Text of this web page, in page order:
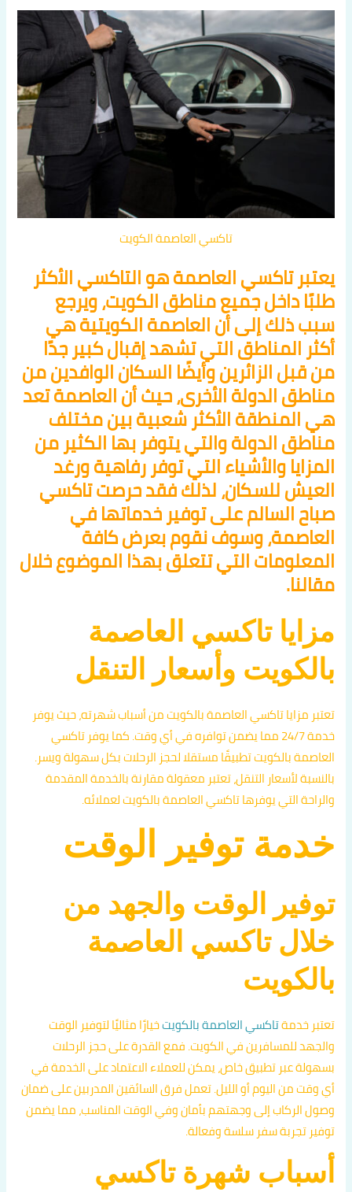
تاكسي العاصمة الكويت
يعتبر تاكسي العاصمة هو التاكسي الأكثر
طلبًا داخل جميع مناطق الكويت، ويرجع
سبب ذلك إلى أن العاصمة الكويتية هي
أكثر المناطق التي تشهد إقبال كبير جدًا
من قبل الزائرين وأيضًا السكان الوافدين من
مناطق الدولة الأخرى، حيث أن العاصمة تعد
هي المنطقة الأكثر شعبية بين مختلف
مناطق الدولة والتي يتوفر بها الكثير من
المزايا والأشياء التي توفر رفاهية ورغد
العيش للسكان، لذلك فقد حرصت تاكسي
صباح السالم على توفير خدماتها في
العاصمة، وسوف نقوم بعرض كافة
المعلومات التي تتعلق بهذا الموضوع خلال
مقالنا.
مزايا تاكسي العاصمة
بالكويت وأسعار التنقل
تعتبر مزايا تاكسي العاصمة بالكويت من أسباب شهرته، حيث يوفر
خدمة 24/7 مما يضمن توافره في أي وقت. كما يوفر تاكسي
العاصمة بالكويت تطبيقًا مستقلا لحجز الرحلات بكل سهولة ويسر.
بالنسبة لأسعار التنقل، تعتبر معقولة مقارنة بالخدمة المقدمة
والراحة التي يوفرها تاكسي العاصمة بالكويت لعملائه.
خدمة توفير الوقت
توفير الوقت والجهد من
خلال تاكسي العاصمة
بالكويت
تعتبر خدمةتاكسي العاصمة بالكويتخيارًا مثاليًا لتوفير الوقت
والجهد للمسافرين في الكويت. فمع القدرة على حجز الرحلات
بسهولة عبر تطبيق خاص، يمكن للعملاء الاعتماد على الخدمة في
أي وقت من اليوم أو الليل. تعمل فرق السائقين المدربين على ضمان
وصول الركاب إلى وجهتهم بأمان وفي الوقت المناسب، مما يضمن
توفير تجربة سفر سلسة وفعالة.
أسباب شهرة تاكسي